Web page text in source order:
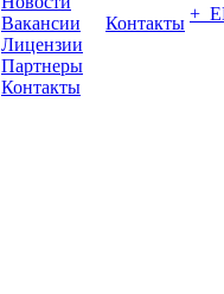
Вакансии
Лицензии
Партнеры
Контакты
Контакты +